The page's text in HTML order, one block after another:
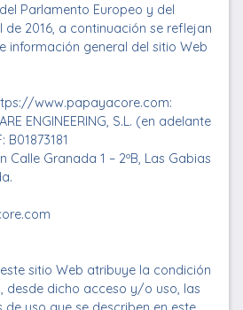
Parlamento Europeo y del
de 2016, a continuación se reflejan
información general del sitio Web
www.papayacore.com:
ENGINEERING, S.L. (en adelante
B01873181
Calle Granada 1 – 2ºB, Las Gabias
sitio Web atribuye la condición
desde dicho acceso y/o uso, las